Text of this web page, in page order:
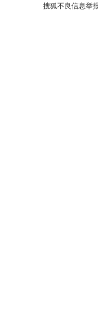
搜狐不良信息举